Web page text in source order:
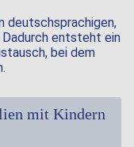
deutschsprachigen,
entsteht ein
bei dem
mit Kindern